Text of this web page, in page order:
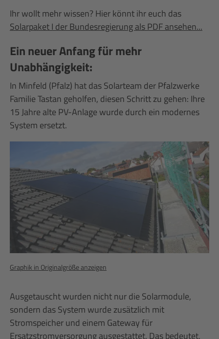
Ihr wollt mehr wissen? Hier könnt ihr euch das
Solarpaket I der Bundesregierung als PDF ansehen...
Ein neuer Anfang für mehr
Unabhängigkeit:
In Minfeld (Pfalz) hat das Solarteam der Pfalzwerke
Familie Tastan geholfen, diesen Schritt zu gehen: Ihre
15 Jahre alte PV-Anlage wurde durch ein modernes
System ersetzt.
Graphik in Originalgröße anzeigen
Ausgetauscht wurden nicht nur die Solarmodule,
sondern das System wurde zusätzlich mit
Stromspeicher und einem Gateway für
Ersatzstromversorgung ausgestattet. Das bedeutet,